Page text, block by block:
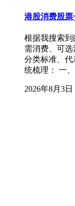
港股消费股票
根据我搜索
需消费、可选
分类标准、
统梳理： 一
2026年8月3日